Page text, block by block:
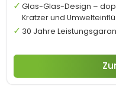
Glas-Glas-Design –
Kratzer und
30 Jahre